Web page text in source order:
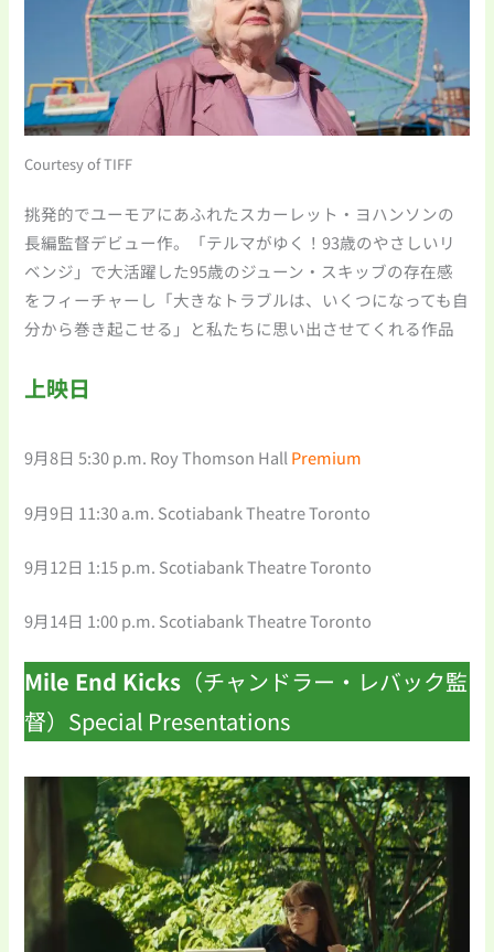
Courtesy of TIFF
挑発的でユーモアにあふれたスカーレット・ヨハンソンの
長編監督デビュー作。「テルマがゆく！93歳のやさしいリ
ベンジ」で大活躍した95歳のジューン・スキッブの存在感
をフィーチャーし「大きなトラブルは、いくつになっても自
分から巻き起こせる」と私たちに思い出させてくれる作品
上映日
9月8日 5:30 p.m. Roy Thomson HallPremium
9月9日 11:30 a.m. Scotiabank Theatre Toronto
9月12日 1:15 p.m. Scotiabank Theatre Toronto
9月14日 1:00 p.m. Scotiabank Theatre Toronto
Mile End Kicks （チャンドラー・レバック監
督）Special Presentations